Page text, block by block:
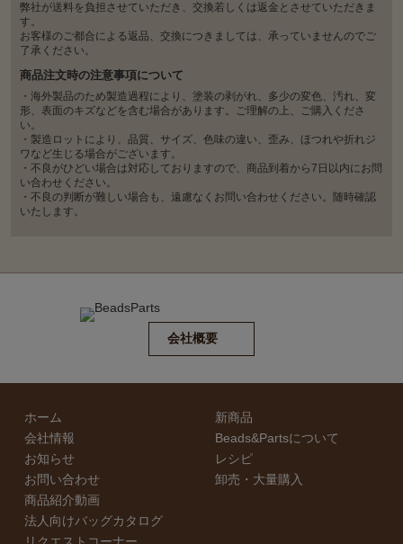
弊社が送料を負担させていただき、交換若しくは返金とさせていただきま
す。
お客様のご都合による返品、交換につきましては、承っていませんのでご
了承ください。
商品注文時の注意事項について
・海外製品のため製造過程により、塗装の剥がれ、多少の変色、汚れ、変
形、表面のキズなどを含む場合があります。ご理解の上、ご購入くださ
い。
・製造ロットにより、品質、サイズ、色味の違い、歪み、ほつれや折れジ
ワなど生じる場合がございます。
・不良がひどい場合は対応しておりますので、商品到着から7日以内にお問
い合わせください。
・不良の判断が難しい場合も、遠慮なくお問い合わせください。随時確認
いたします。
会社概要
ホーム
会社情報
お知らせ
お問い合わせ
商品紹介動画
法人向けバッグカタログ
新商品
Beads&Partsについて
レシピ
卸売・⼤量購⼊